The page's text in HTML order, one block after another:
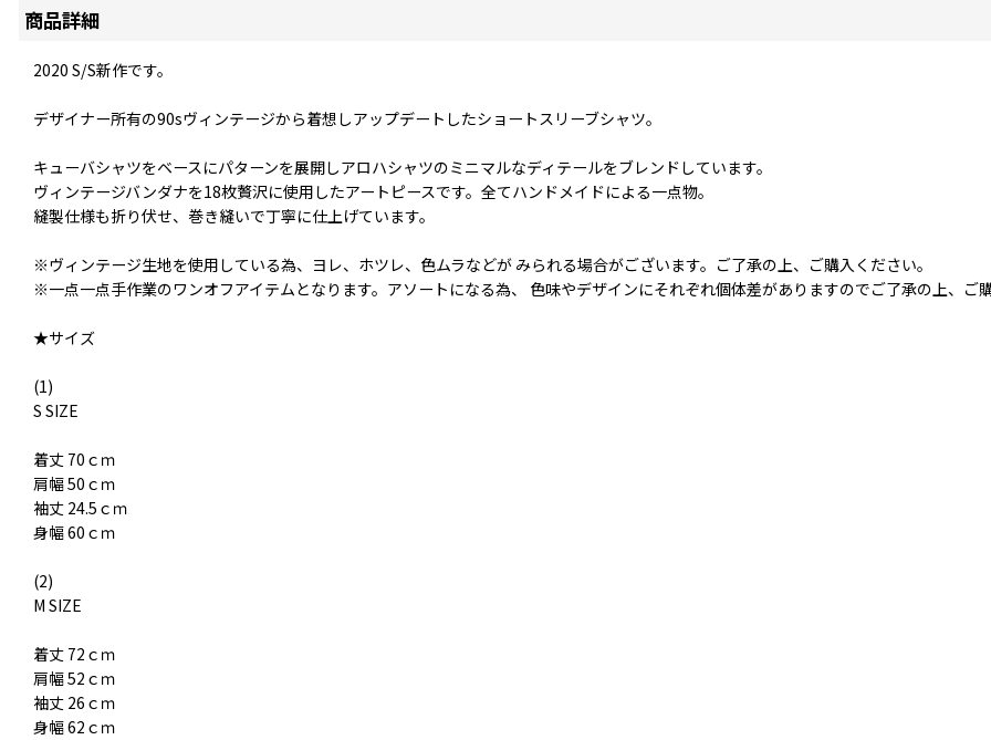
商品詳細
2020 S/S新作です。
デザイナー所有の90sヴィンテージから着想しアップデートしたショートスリーブシャツ。
キューバシャツをベースにパターンを展開しアロハシャツのミニマルなディテールをブレンドしています。
ヴィンテージバンダナを18枚贅沢に使用したアートピースです。全てハンドメイドによる一点物。
縫製仕様も折り伏せ、巻き縫いで丁寧に仕上げています。
※ヴィンテージ生地を使用している為、ヨレ、ホツレ、色ムラなどが みられる場合がございます。ご了承の上、ご購入ください。
※一点一点手作業のワンオフアイテムとなります。アソートになる為、 色味やデザインにそれぞれ個体差がありますのでご了承の上、ご購
★サイズ
(1)
S SIZE
着丈 70ｃｍ
肩幅 50ｃｍ
袖丈 24.5ｃｍ
身幅 60ｃｍ
(2)
M SIZE
着丈 72ｃｍ
肩幅 52ｃｍ
袖丈 26ｃｍ
身幅 62ｃｍ